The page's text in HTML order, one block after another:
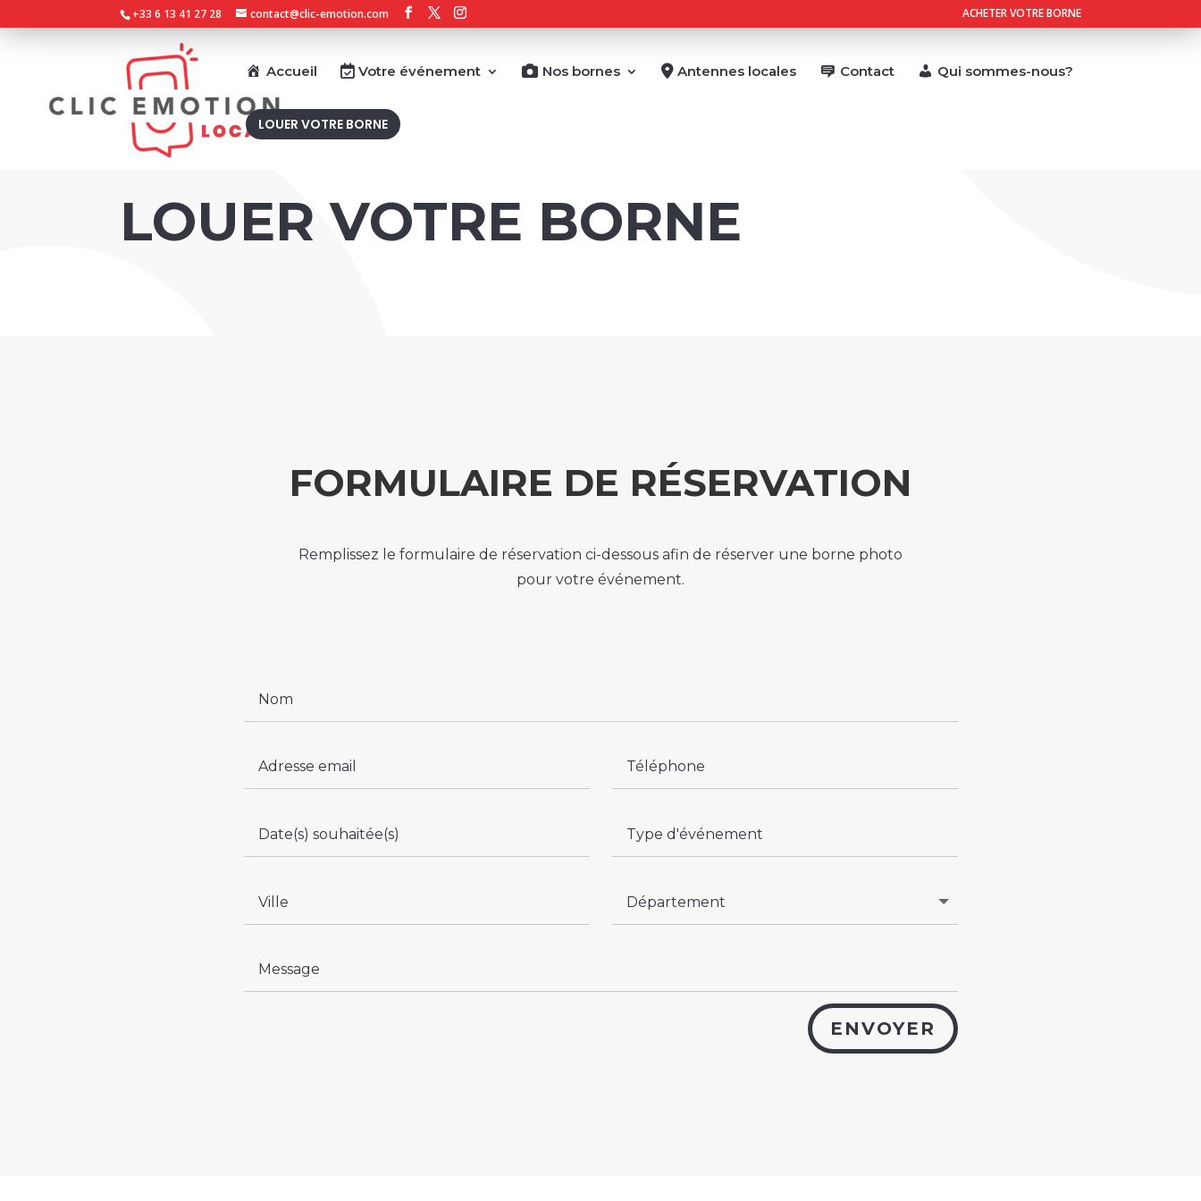
+33 6 13 41 27 28 contact@clic-emotion.com ACHETER VOTRE BORNE
Accueil Votre événement Nos bornes Antennes locales Contact Qui sommes-nous?
LOUER VOTRE BORNE
LOUER VOTRE BORNE
FORMULAIRE DE RÉSERVATION
Remplissez le formulaire de réservation ci-dessous afin de réserver une borne photo
pour votre événement.
ENVOYER